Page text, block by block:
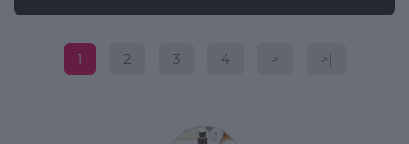
1 2 3 4 > >|